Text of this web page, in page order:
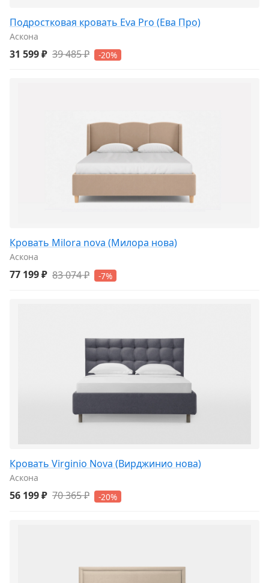
Подростковая кровать Eva Pro (Ева Про)
Аскона
31 599 ₽ 39 485 ₽ -20%
Кровать Milora nova (Милора нова)
Аскона
77 199 ₽ 83 074 ₽ -7%
Кровать Virginio Nova (Вирджинио нова)
Аскона
56 199 ₽ 70 365 ₽ -20%